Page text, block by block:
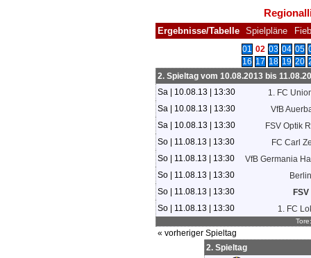
Ergebnisse/Tabelle Spielpläne
01 02 03 04 05
16 17 18 19 20
2. Spieltag vom 10.08.2013 bis
Sa | 10.08.13 | 13:30
1. FC
Sa | 10.08.13 | 13:30
VfB
Sa | 10.08.13 | 13:30
FSV Optik
So | 11.08.13 | 13:30
FC Carl
So | 11.08.13 | 13:30
VfB Germania
So | 11.08.13 | 13:30
So | 11.08.13 | 13:30
So | 11.08.13 | 13:30
1. FC
« vorheriger Spieltag
2. Spieltag